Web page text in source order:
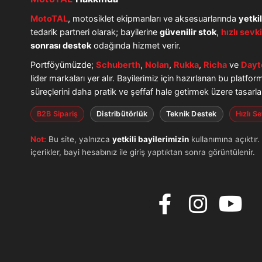
MotoTAL, motosiklet ekipmanları ve aksesuarlarında
tedarik partneri olarak; bayilerine güvenilir stok, hızlı
sonrası destek odağında hizmet verir.
Portföyümüzde; Schuberth, Nolan, Rukka, Richa ve
lider markaları yer alır. Bayilerimiz için hazırlanan bu
süreçlerini daha pratik ve şeffaf hale getirmek üzere
B2B Sipariş Distribütörlük Teknik Destek Hızlı
Not: Bu site, yalnızca yetkili bayilerimizin kullanımına
içerikler, bayi hesabınız ile giriş yaptıktan sonra görüntülenir.